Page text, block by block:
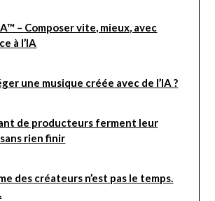
– Composer vite, mieux, avec
à l’IA
une musique créée avec de l’IA ?
de producteurs ferment leur
rien finir
des créateurs n’est pas le temps.